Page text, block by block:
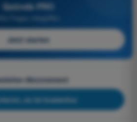
Quizvds PRO
Alle Fragen inbegriffen
Jetzt starten
Abonnement
es ist kostenlos